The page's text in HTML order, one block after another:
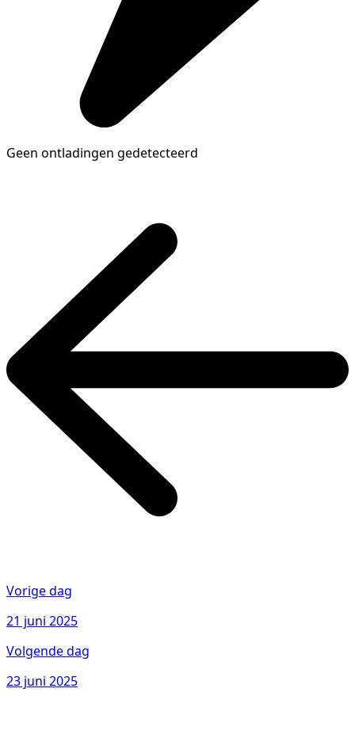
Geen ontladingen gedetecteerd
Vorige dag
21 juni 2025
Volgende dag
23 juni 2025